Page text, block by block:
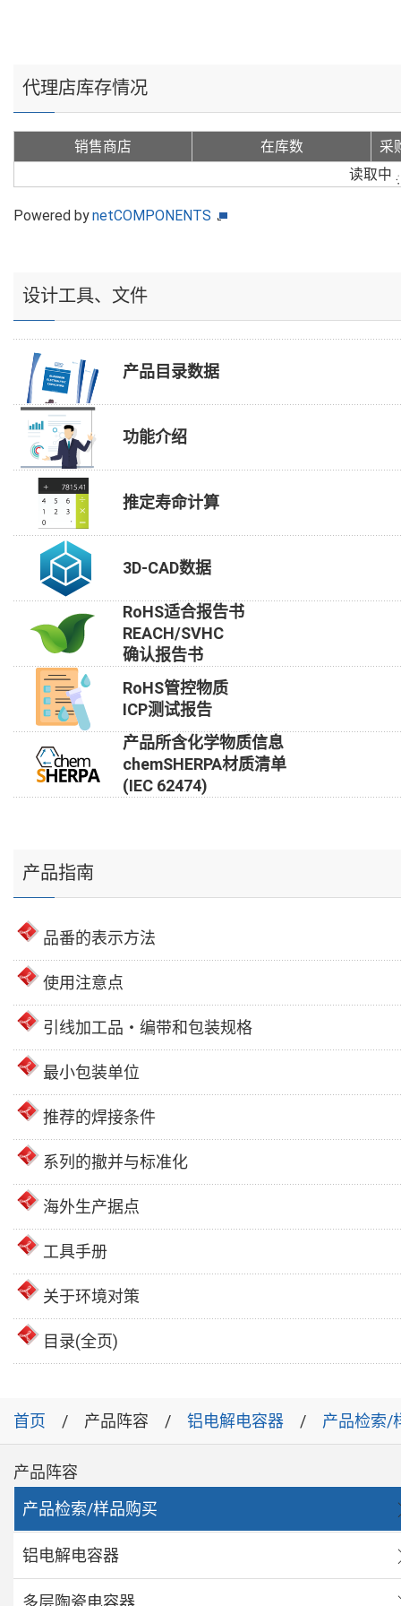
代理店库存情况
销售商店 在库数
采
读取中
Powered bynetCOMPONENTS
设计工具、文件
产品目录数据
功能介绍
推定寿命计算
3D-CAD数据
RoHS适合报告书
REACH/SVHC
确认报告书
RoHS管控物质
ICP测试报告
产品所含化学物质信息
chemSHERPA材质清单
(IEC 62474)
产品指南
品番的表示方法
使用注意点
引线加工品・编带和包装规格
最小包装单位
推荐的焊接条件
系列的撤并与标准化
海外生产据点
工具手册
关于环境对策
目录(全页)
首页 产品阵容 铝电解电容器 产品检索/
产品阵容
产品检索/样品购买
铝电解电容器
多层陶瓷电容器